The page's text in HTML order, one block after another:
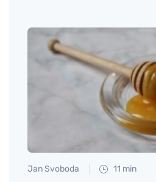
Jan Svoboda 11 min